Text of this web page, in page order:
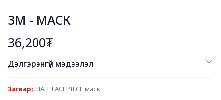
3М - МАСК
36,200₮
Дэлгэрэнгүй мэдээлэл
Загвар: HALF FACEPIECE маск